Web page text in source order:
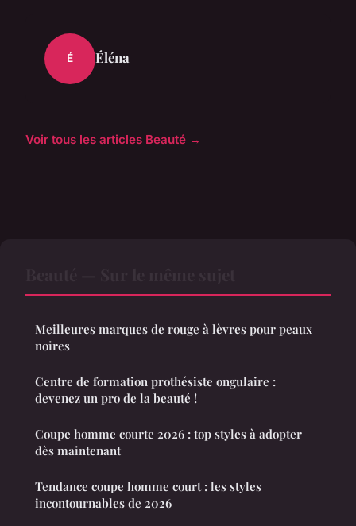
É Éléna
Voir tous les articles Beauté →
Meilleures marques de rouge à lèvres pour peaux
noires
Centre de formation prothésiste ongulaire :
devenez un pro de la beauté !
Coupe homme courte 2026 : top styles à adopter
dès maintenant
Tendance coupe homme court : les styles
incontournables de 2026